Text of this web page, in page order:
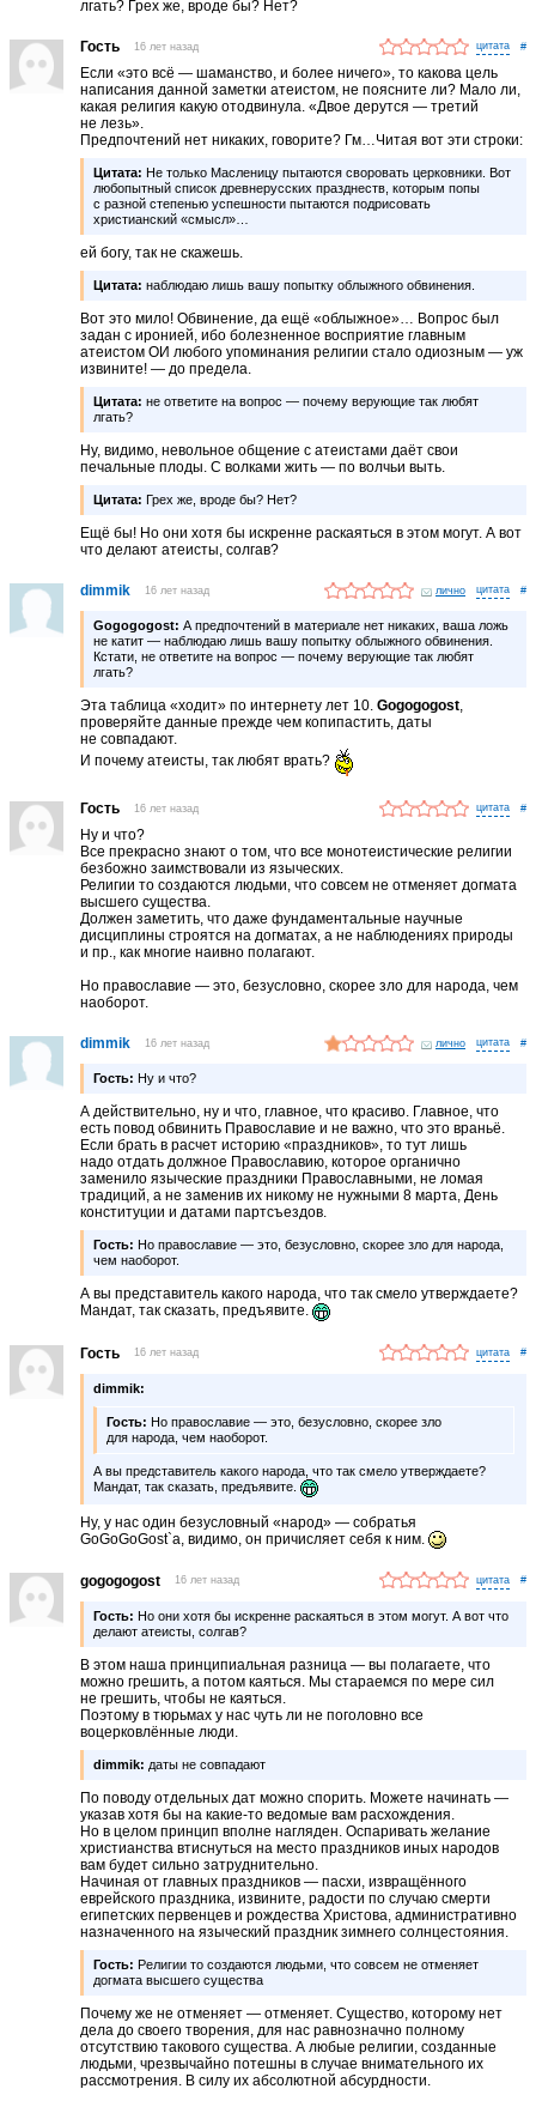
лгать? Грех же, вроде бы? Нет?
Гость 16 лет назад #
Если «это всё — шаманство, и более ничего», то какова цель
написания данной заметки атеистом, не поясните ли? Мало ли,
какая религия какую отодвинула. «Двое дерутся — третий
не лезь».
Предпочтений нет никаких, говорите? Гм…Читая вот эти строки:
Цитата: Не только Масленицу пытаются своровать церковники. Вот
любопытный список древнерусских празднеств, которым попы
с разной степенью успешности пытаются подрисовать
христианский «смысл»…
ей богу, так не скажешь.
Цитата: наблюдаю лишь вашу попытку облыжного обвинения.
Вот это мило! Обвинение, да ещё «облыжное»… Вопрос был
задан с иронией, ибо болезненное восприятие главным
атеистом ОИ любого упоминания религии стало одиозным — уж
извините! — до предела.
Цитата: не ответите на вопрос — почему верующие так любят
лгать?
Ну, видимо, невольное общение с атеистами даёт свои
печальные плоды. С волками жить — по волчьи выть.
Цитата: Грех же, вроде бы? Нет?
Ещё бы! Но они хотя бы искренне раскаяться в этом могут. А вот
что делают атеисты, солгав?
dimmik 16 лет назад лично #
Gogogogost: А предпочтений в материале нет никаких, ваша ложь
не катит — наблюдаю лишь вашу попытку облыжного обвинения.
Кстати, не ответите на вопрос — почему верующие так любят
лгать?
Эта таблица «ходит» по интернету лет 10.Gogogogost,
проверяйте данные прежде чем копипастить, даты
не совпадают.
И почему атеисты, так любят врать?
Гость 16 лет назад #
Ну и что?
Все прекрасно знают о том, что все монотеистические религии
безбожно заимствовали из языческих.
Религии то создаются людьми, что совсем не отменяет догмата
высшего существа.
Должен заметить, что даже фундаментальные научные
дисциплины строятся на догматах, а не наблюдениях природы
и пр., как многие наивно полагают.
Но православие — это, безусловно, скорее зло для народа, чем
наоборот.
dimmik 16 лет назад лично #
Гость: Ну и что?
А действительно, ну и что, главное, что красиво. Главное, что
есть повод обвинить Православие и не важно, что это враньё.
Если брать в расчет историю «праздников», то тут лишь
надо отдать должное Православию, которое органично
заменило языческие праздники Православными, не ломая
традиций, а не заменив их никому не нужными 8 марта, День
конституции и датами партсъездов.
Гость: Но православие — это, безусловно, скорее зло для народа,
чем наоборот.
А вы представитель какого народа, что так смело утверждаете?
Мандат, так сказать, предъявите.
Гость 16 лет назад #
dimmik:
Гость: Но православие — это, безусловно, скорее зло
для народа, чем наоборот.
А вы представитель какого народа, что так смело утверждаете?
Мандат, так сказать, предъявите.
Ну, у нас один безусловный «народ» — собратья
GoGoGoGost`a, видимо, он причисляет себя к ним.
gogogogost 16 лет назад #
Гость: Но они хотя бы искренне раскаяться в этом могут. А вот что
делают атеисты, солгав?
В этом наша принципиальная разница — вы полагаете, что
можно грешить, а потом каяться. Мы стараемся по мере сил
не грешить, чтобы не каяться.
Поэтому в тюрьмах у нас чуть ли не поголовно все
воцерковлённые люди.
dimmik: даты не совпадают
По поводу отдельных дат можно спорить. Можете начинать —
указав хотя бы на какие-то ведомые вам расхождения.
Но в целом принцип вполне нагляден. Оспаривать желание
христианства втиснуться на место праздников иных народов
вам будет сильно затруднительно.
Начиная от главных праздников — пасхи, извращённого
еврейского праздника, извините, радости по случаю смерти
египетских первенцев и рождества Христова, административно
назначенного на языческий праздник зимнего солнцестояния.
Гость: Религии то создаются людьми, что совсем не отменяет
догмата высшего существа
Почему же не отменяет — отменяет. Существо, которому нет
дела до своего творения, для нас равнозначно полному
отсутствию такового существа. А любые религии, созданные
людьми, чрезвычайно потешны в случае внимательного их
рассмотрения. В силу их абсолютной абсурдности.